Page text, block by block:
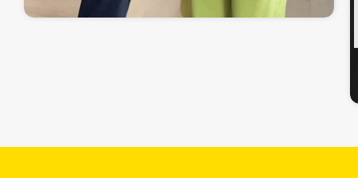
ich na każdym etapie – z pełnym